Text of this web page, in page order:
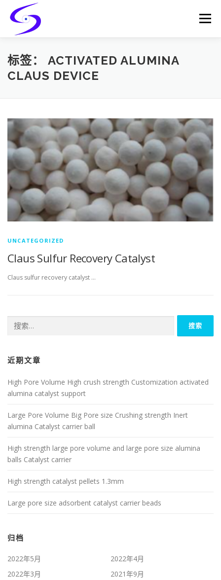
content
Menu
HOME PRODUCTS CATALYST-CARRIER
标签： ACTIVATED ALUMINA
CLAUS DEVICE
UNCATEGORIZED
Claus Sulfur Recovery Catalyst
Claus sulfur recovery catalyst …
索：
近期文章
High Pore Volume High crush strength Customization activated
alumina catalyst support
Large Pore Volume Big Pore size Crushing strength Inert
alumina Catalyst carrier ball
High strength large pore volume and large pore size alumina
balls Catalyst carrier
High strength catalyst pellets 1.3mm
Large pore size adsorbent catalyst carrier beads
归档
2022年5月
2022年4月
2022年3月
2021年9月